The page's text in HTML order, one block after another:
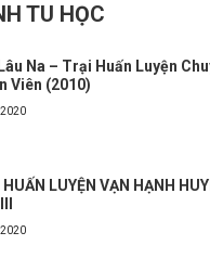
TU HỌC
Na – Trại Huấn Luyện
Viên (2010)
HUẤN LUYỆN VẠN HẠNH